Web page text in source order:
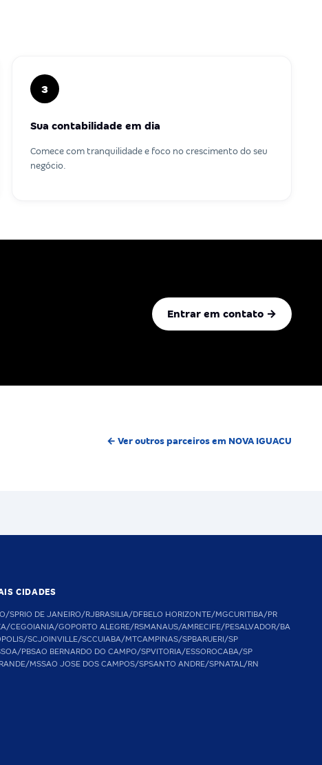
3
Sua contabilidade em dia
Comece com tranquilidade e foco no crescimento do seu
negócio.
Entrar em contato →
← Ver outros parceiros em NOVA IGUACU
CIDADES
SPRIO DE JANEIRO/RJBRASILIA/DFBELO HORIZONTE/MGCURITIBA/PR
CEGOIANIA/GOPORTO ALEGRE/RSMANAUS/AMRECIFE/PESALVADOR/BA
SCJOINVILLE/SCCUIABA/MTCAMPINAS/SPBARUERI/SP
PBSAO BERNARDO DO CAMPO/SPVITORIA/ESSOROCABA/SP
MSSAO JOSE DOS CAMPOS/SPSANTO ANDRE/SPNATAL/RN